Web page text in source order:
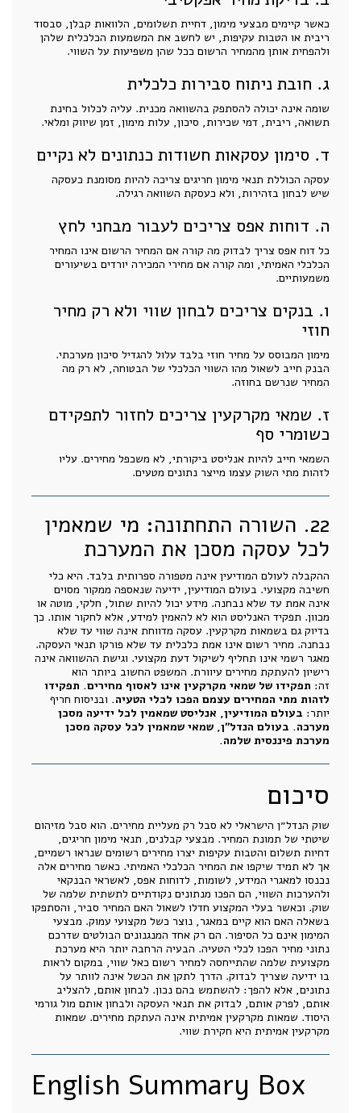
כאשר קיימים מבצעי מימון, דחיית תשלומים, הלוואות קבלן, סבסוד
ריבית או הטבות עקיפות, יש לחשב את המשמעות הכלכלית שלהן
ולהפחית אותן מהמחיר הרשום ככל שהן משפיעות על השווי.
ג. חובת ניתוח סבירות כלכלית
שומה אינה יכולה להסתפק בהשוואה מכנית. עליה לכלול בחינת
תשואה, ריבית, דמי שכירות, סיכון, עלות מימון, זמן שיווק ומלאי.
ד. סימון עסקאות חשודות כנתונים לא נקיים
עסקה הכוללת תנאי מימון חריגים צריכה להיות מסומנת כעסקה
שיש לבחון בזהירות, ולא כעסקת השוואה רגילה.
ה. דוחות אפס צריכים לעבור מבחני לחץ
כל דוח אפס צריך לבדוק מה קורה אם המחיר הרשום אינו המחיר
הכלכלי האמיתי, ומה קורה אם מחירי המכירה יורדים בשיעורים
משמעותיים.
ו. בנקים צריכים לבחון שווי ולא רק מחיר
חוזי
מימון המבוסס על מחיר חוזי בלבד עלול להגדיל סיכון מערכתי.
הבנק חייב לשאול מהו השווי הכלכלי של הבטוחה, לא רק מה
המחיר שנרשם בחוזה.
ז. שמאי מקרקעין צריכים לחזור לתפקידם
כשומרי סף
השמאי חייב להיות אנליסט ביקורתי, לא משכפל מחירים. עליו
לזהות מתי השוק עצמו מייצר נתונים מטעים.
22. השורה התחתונה: מי שמאמין
לכל עסקה מסכן את המערכת
ההקבלה לעולם המודיעין אינה מטפורה ספרותית בלבד. היא כלי
חשיבה מקצועי. בעולם המודיעין, ידיעה שנאספה ממקור מסוים
אינה אמת עד שלא נבחנה. מידע יכול להיות שתול, חלקי, מוטה או
מכוון. תפקיד האנליסט הוא לא להאמין למידע, אלא לחקור אותו. כך
בדיוק גם בשמאות מקרקעין. עסקה מדווחת אינה שווי עד שלא
נבחנה. מחיר רשום אינו אמת כלכלית עד שלא פורקו תנאי העסקה.
מאגר רשמי אינו תחליף לשיקול דעת מקצועי. וגישת ההשוואה אינה
רישיון להעתקת מחירים עיוורת. המשפט החשוב ביותר הוא
זה: תפקידו של שמאי מקרקעין אינו לאסוף מחירים. תפקידו
לזהות מתי המחירים עצמם הפכו לכלי הטעיה. ובניסוח חריף
יותר: בעולם המודיעין, אנליסט שמאמין לכל ידיעה מסכן
מערכה. בעולם הנדל״ן, שמאי שמאמין לכל עסקה מסכן
מערכת פיננסית שלמה.
סיכום
שוק הנדל״ן הישראלי לא סבל רק מעליית מחירים. הוא סבל מזיהום
שיטתי של תמונת המחיר. מבצעי קבלנים, תנאי מימון חריגים,
דחיות תשלום והטבות עקיפות יצרו מחירים רשומים שנראו רשמיים,
אך לא תמיד שיקפו את המחיר הכלכלי האמיתי. כאשר מחירים אלה
נכנסו למאגרי המידע, לשומות, לדוחות אפס, לאשראי הבנקאי
ולהערכות השווי, הם הפכו מנתונים נקודתיים לתשתית שלמה של
שוק. וכאשר בעלי המקצוע חדלו לשאול האם המחיר סביר, והסתפקו
בשאלה האם הוא קיים במאגר, נוצר כשל מקצועי עמוק. מבצעי
המימון אינם כל הסיפור. הם רק אחד המנגנונים הבולטים שדרכם
נתוני מחיר הפכו לכלי הטעיה. הבעיה הרחבה יותר היא מערכת
מקצועית שלמה שהתייחסה למחיר רשום כאל שווי, במקום לראות
בו ידיעה שצריך לבדוק. הדרך לתקן את הכשל אינה לוותר על
נתונים, אלא להפך: להשתמש בהם נכון. לבחון אותם, להצליב
אותם, לפרק אותם, לבדוק את תנאי העסקה ולבחון אותם מול גורמי
היסוד. שמאות מקרקעין אמיתית אינה העתקת מחירים. שמאות
מקרקעין אמיתית היא חקירת שווי.
English Summary Box